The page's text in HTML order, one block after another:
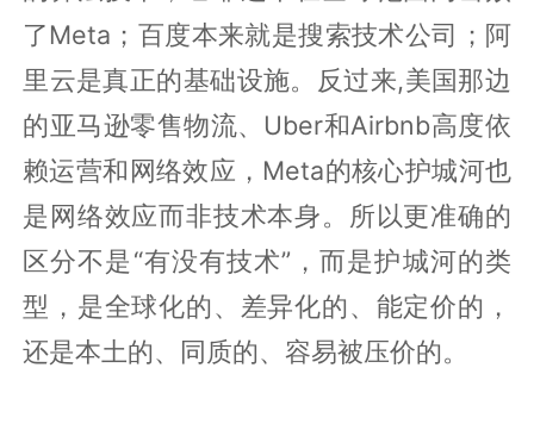
了Meta；百度本来就是搜索技术公司；阿
里云是真正的基础设施。反过来,美国那边
的亚马逊零售物流、Uber和Airbnb高度依
赖运营和网络效应，Meta的核心护城河也
是网络效应而非技术本身。所以更准确的
区分不是“有没有技术”，而是护城河的类
型，是全球化的、差异化的、能定价的，
还是本土的、同质的、容易被压价的。